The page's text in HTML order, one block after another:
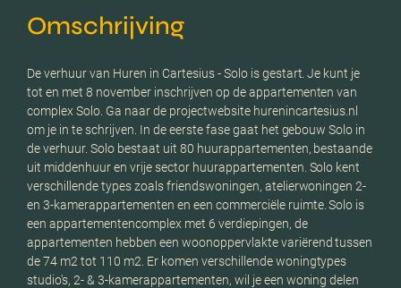
Omschrijving
De verhuur van Huren in Cartesius - Solo is gestart. Je kunt je
tot en met 8 november inschrijven op de appartementen van
complex Solo. Ga naar de projectwebsite hurenincartesius.nl
om je in te schrijven. In de eerste fase gaat het gebouw Solo in
de verhuur. Solo bestaat uit 80 huurappartementen, bestaande
uit middenhuur en vrije sector huurappartementen. Solo kent
verschillende types zoals friendswoningen, atelierwoningen 2-
en 3-kamerappartementen en een commerciële ruimte. Solo is
een appartementencomplex met 6 verdiepingen, de
appartementen hebben een woonoppervlakte variërend tussen
de 74 m2 tot 110 m2. Er komen verschillende woningtypes
studio's, 2- & 3-kamerappartementen, wil je een woning delen